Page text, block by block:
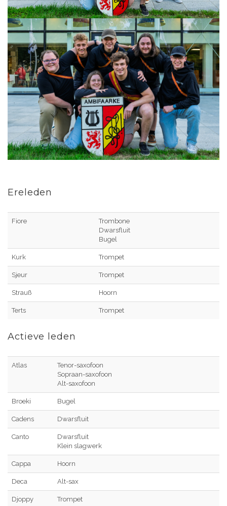
Ereleden
Fiore
Trombone
Dwarsfluit
Bugel
Kurk Trompet
Sjeur Trompet
Strauß Hoorn
Terts Trompet
Actieve leden
Atlas
Tenor-saxofoon
Sopraan-saxofoon
Alt-saxofoon
Broeki Bugel
Cadens Dwarsfluit
Canto
Dwarsfluit
Klein slagwerk
Cappa Hoorn
Deca Alt-sax
Djoppy Trompet